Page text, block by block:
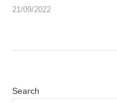
21/09/2022
Search